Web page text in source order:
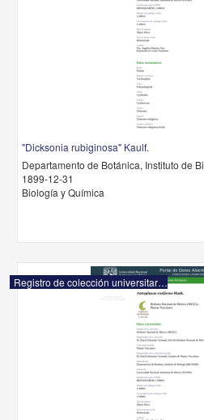
"Dicksonia rubiginosa" Kaulf.
Departamento de Botánica, Instituto de
1899-12-31
Biología y Química
Registro de colección universitaria